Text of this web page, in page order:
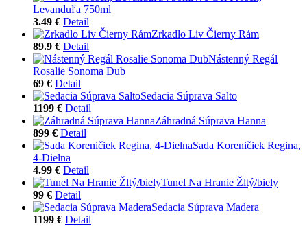
Levanduľa 750ml
3.49 € Detail
Zrkadlo Liv Čierny Rám
89.9 € Detail
Nástenný Regál
Rosalie Sonoma Dub
69 € Detail
Sedacia Súprava Salto
1199 € Detail
Záhradná Súprava Hanna
899 € Detail
Sada Koreničiek Regina,
4-Dielna
4.99 € Detail
Tunel Na Hranie Žltý/biely
99 € Detail
Sedacia Súprava Madera
1199 € Detail